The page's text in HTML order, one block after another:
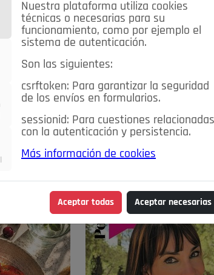
Nuestra plataforma utiliza cookies
técnicas o necesarias para su
funcionamiento, como por ejemplo el
sistema de autenticación.
Son las siguientes:
csrftoken: Para garantizar la seguridad
de los envíos en formularios.
sessionid: Para cuestiones relacionadas
con la autenticación y persistencia.
Más información de cookies
Aceptar todas Aceptar necesarias